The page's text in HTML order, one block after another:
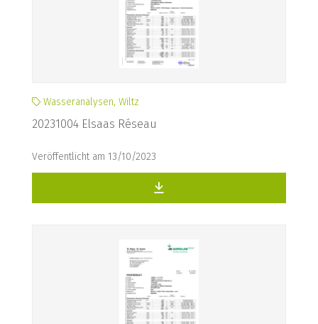
Wasseranalysen, Wiltz
20231004 Elsaas Réseau
Veröffentlicht am 13/10/2023